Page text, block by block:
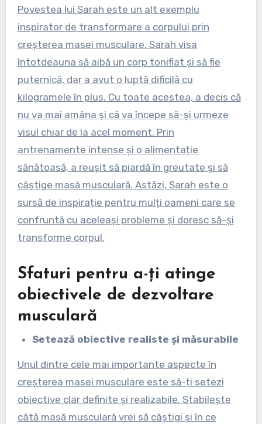
Povestea lui Sarah este un alt exemplu
inspirator de transformare a corpului prin
creșterea masei musculare. Sarah visa
întotdeauna să aibă un corp tonifiat și să fie
puternică, dar a avut o luptă dificilă cu
kilogramele în plus. Cu toate acestea, a decis că
nu va mai amâna și că va începe să-și urmeze
visul chiar de la acel moment. Prin
antrenamente intense și o alimentație
sănătoasă, a reușit să piardă în greutate și să
câștige masă musculară. Astăzi, Sarah este o
sursă de inspirație pentru mulți oameni care se
confruntă cu aceleași probleme și doresc să-și
transforme corpul.
Sfaturi pentru a-ți atinge
obiectivele de dezvoltare
musculară
Setează obiective realiste și măsurabile
Unul dintre cele mai importante aspecte în
creșterea masei musculare este să-ți setezi
obiective clar definite și realizabile. Stabilește
câtă masă musculară vrei să câștigi și în ce